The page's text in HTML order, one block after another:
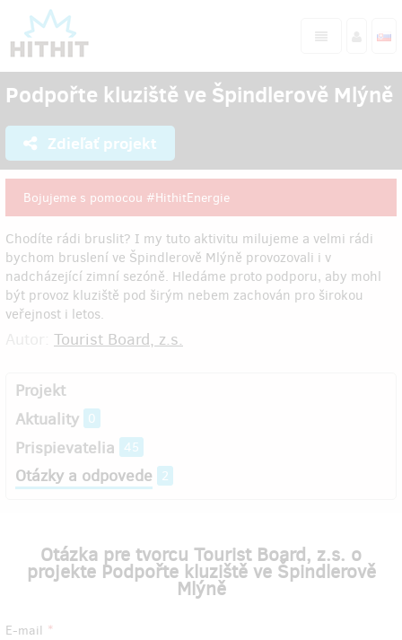
Podpořte kluziště ve Špindlerově Mlýně
Zdieľať projekt
Bojujeme s pomocou #HithitEnergie
Chodíte rádi bruslit? I my tuto aktivitu milujeme a velmi rádi
bychom bruslení ve Špindlerově Mlýně provozovali i v
nadcházející zimní sezóně. Hledáme proto podporu, aby mohl
být provoz kluziště pod širým nebem zachován pro širokou
veřejnost i letos.
Tourist Board, z.s.
Projekt
Aktuality 0
Prispievatelia 45
Otázky a odpovede 2
Otázka pre tvorcu Tourist Board, z.s. o
projekte Podpořte kluziště ve Špindlerově
Mlýně
E-mail